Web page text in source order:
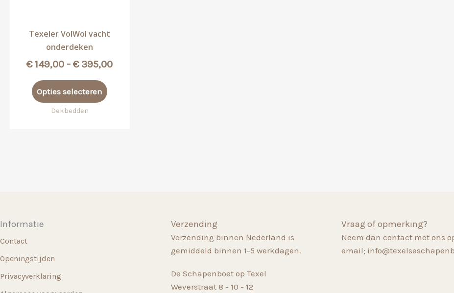
Texeler VolWol vacht
onderdeken
€149,00 - €395,00Prijsklasse:
Opties selecteren product
Dekbedden
Informatie
Contact
Openingstijden
Privacyverklaring
Verzending
Verzending binnen Nederland is
gemiddeld binnen 1-5 werkdagen.
De Schapenboet op Texel
Weverstraat 8 - 10 - 12
Vraag of opmerking?
Neem dan contact met ons
email;